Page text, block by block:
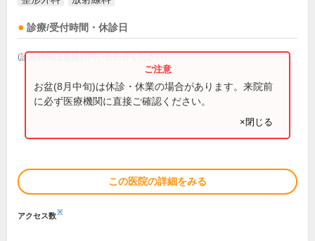
診療/受付時間・休診日
(診療時間は直接お問い合わせください)
お盆(8月中旬)は休診・休業の場合があります。来院前
に必ず医療機関に直接ご確認ください。
×閉じる
この医院の詳細をみる
アクセス数※